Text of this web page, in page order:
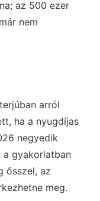
az 500 ezer
nem
arról
ha a nyugdíjas
negyedik
a gyakorlatban
ősszel, az
meg.